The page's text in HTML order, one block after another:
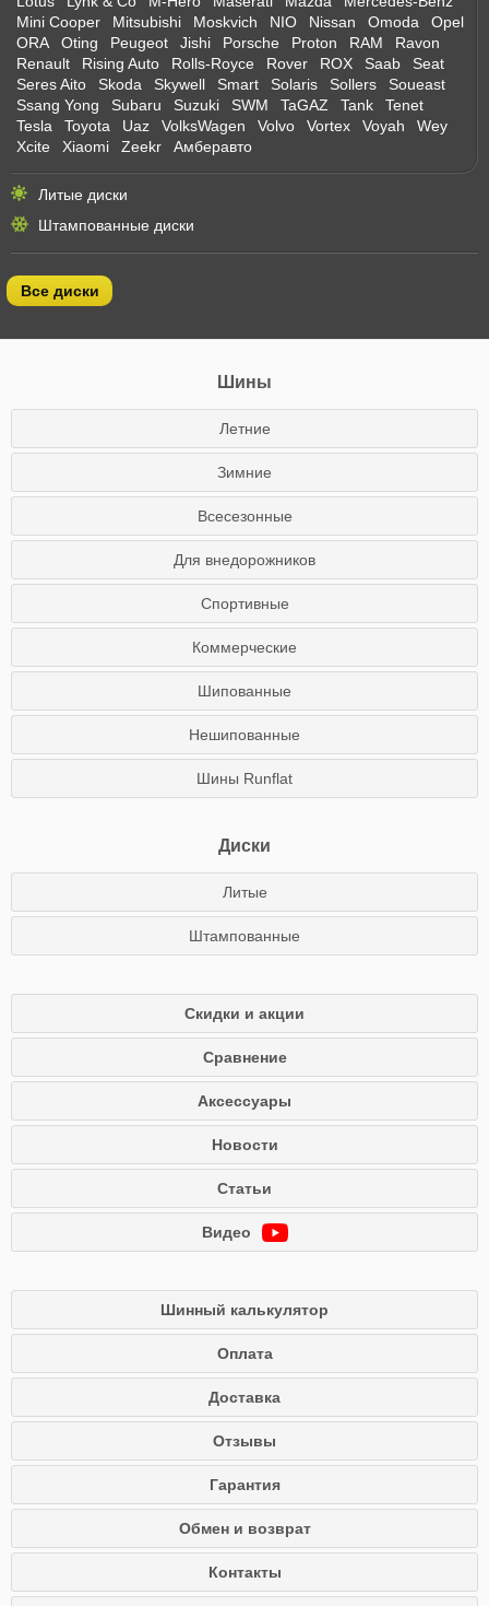
Mini Cooper
Mitsubishi Moskvich NIO Nissan Omoda
Opel
ORA
Oting Peugeot Jishi Porsche Proton RAM
Ravon
Renault
Rising Auto Rolls-Royce Rover ROX Saab
Seat
Seres Aito
Skoda Skywell Smart Solaris Sollers
Soueast
Ssang Yong
Subaru Suzuki SWM TaGAZ Tank
Tenet
Tesla
Toyota Uaz VolksWagen Volvo Vortex Voyah
Wey
Xcite
Xiaomi Zeekr Амберавто
Литые диски
Штампованные диски
Все диски
Шины
Летние
Зимние
Всесезонные
Для внедорожников
Спортивные
Коммерческие
Шипованные
Нешипованные
Шины Runflat
Диски
Литые
Штампованные
Скидки и акции
Сравнение
Аксессуары
Новости
Статьи
Видео
Шинный калькулятор
Оплата
Доставка
Отзывы
Гарантия
Обмен и возврат
Контакты